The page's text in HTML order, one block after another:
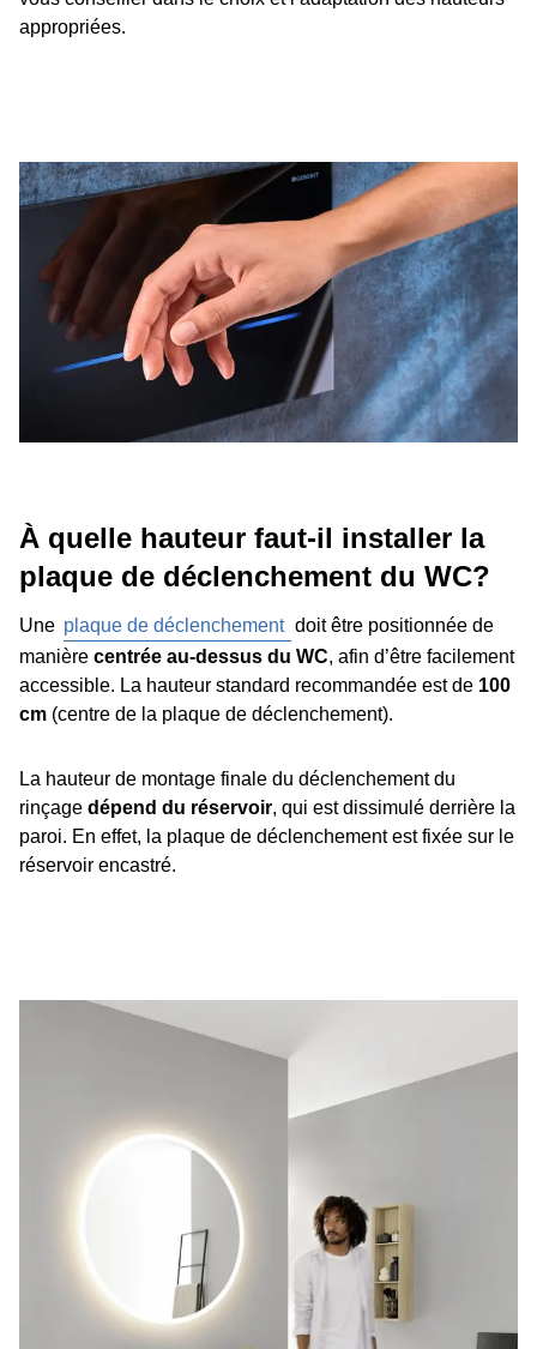
appropriées.
À quelle hauteur faut-il installer la
plaque de déclenchement du WC?
Une plaque de déclenchement doit être positionnée de
manière centrée au-dessus du WC, afin d’être facilement
accessible. La hauteur standard recommandée est de 100
cm (centre de la plaque de déclenchement).
La hauteur de montage finale du déclenchement du
rinçage dépend du réservoir, qui est dissimulé derrière la
paroi. En effet, la plaque de déclenchement est fixée sur le
réservoir encastré.